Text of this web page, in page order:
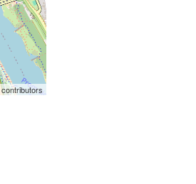
contributors